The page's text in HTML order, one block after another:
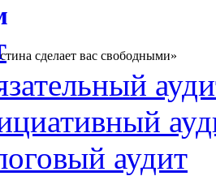
сделает вас свободными»
аудит